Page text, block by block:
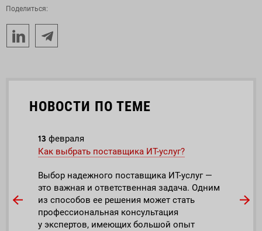
Поделиться:
НОВОСТИ ПО ТЕМЕ
13 февраля
Как выбрать поставщика ИТ-услуг?
Выбор надежного поставщика ИТ-услуг —
это важная и ответственная задача. Одним
из способов ее решения может стать
профессиональная консультация
у экспертов, имеющих большой опыт
ICL